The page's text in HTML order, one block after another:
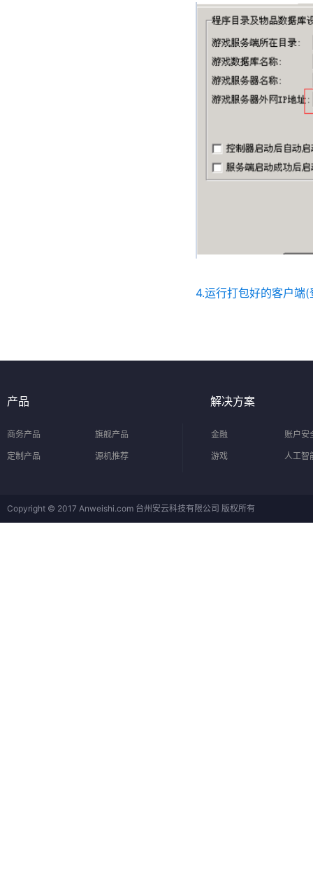
4.运行打包好的客户端
产品
商务产品 旗舰产品
定制产品 源机推荐
解决方案
金融 账户安
游戏 人工智
Copyright © 2017 Anweishi.com 台州安云科技有限公司 版权所有